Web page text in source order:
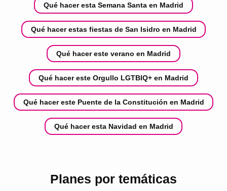
Qué hacer esta Semana Santa en Madrid
Qué hacer estas fiestas de San Isidro en Madrid
Qué hacer este verano en Madrid
Qué hacer este Orgullo LGTBIQ+ en Madrid
Qué hacer este Puente de la Constitución en Madrid
Qué hacer esta Navidad en Madrid
Planes por temáticas